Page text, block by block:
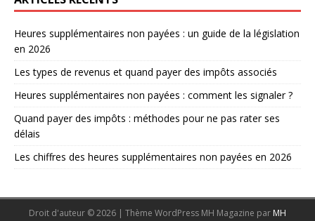
Heures supplémentaires non payées : un guide de la législation
en 2026
Les types de revenus et quand payer des impôts associés
Heures supplémentaires non payées : comment les signaler ?
Quand payer des impôts : méthodes pour ne pas rater ses
délais
Les chiffres des heures supplémentaires non payées en 2026
Droit d'auteur © 2026 | Thème WordPress MH Magazine par MH